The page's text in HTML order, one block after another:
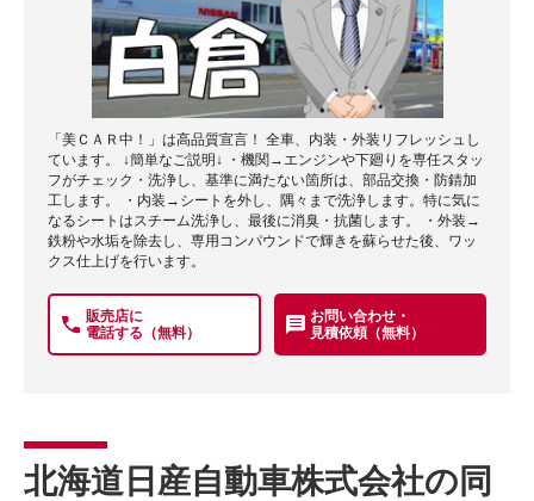
「美ＣＡＲ中！」は高品質宣言！ 全車、内装・外装リフレッシュし
ています。 ↓簡単なご説明↓ ・機関→エンジンや下廻りを専任スタッ
フがチェック・洗浄し、基準に満たない箇所は、部品交換・防錆加
工します。 ・内装→シートを外し、隅々まで洗浄します。特に気に
なるシートはスチーム洗浄し、最後に消臭・抗菌します。 ・外装→
鉄粉や水垢を除去し、専用コンパウンドで輝きを蘇らせた後、ワッ
クス仕上げを行います。
販売店に
電話する（無料）
お問い合わせ・
見積依頼（無料）
北海道日産自動車株式会社の同